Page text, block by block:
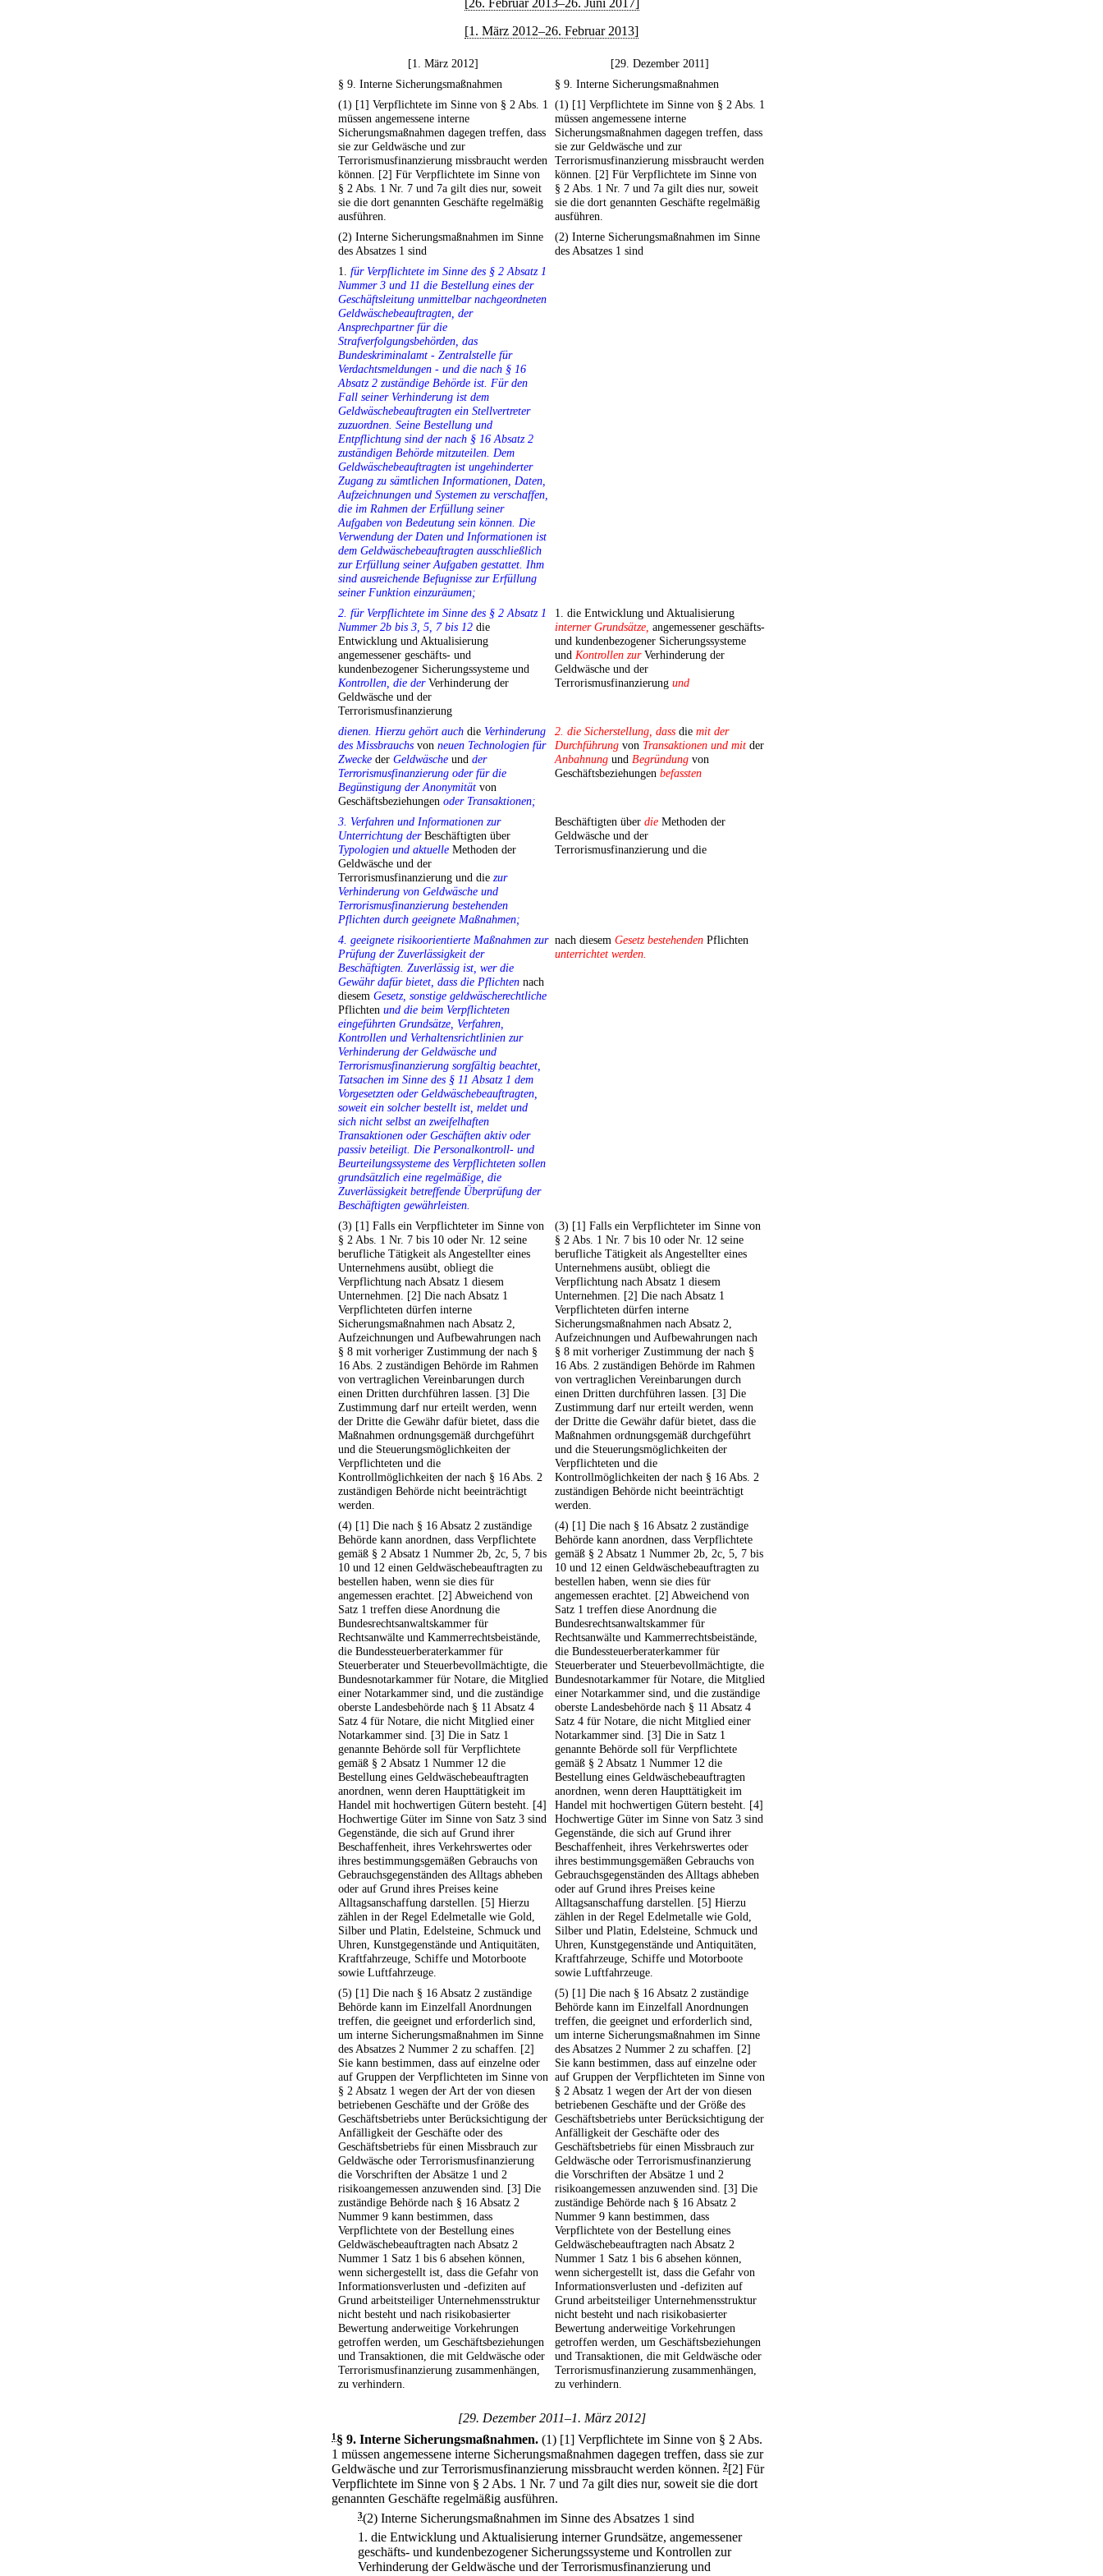
[26. Februar 2013–26. Juni 2017]
[1. März 2012–26. Februar 2013]
[1. März 2012]
[29. Dezember 2011]
§ 9. Interne Sicherungsmaßnahmen
§ 9. Interne Sicherungsmaßnahmen
(1) [1] Verpflichtete im Sinne von § 2 Abs. 1
müssen angemessene interne
Sicherungsmaßnahmen dagegen treffen, dass
sie zur Geldwäsche und zur
Terrorismusfinanzierung missbraucht werden
können. [2] Für Verpflichtete im Sinne von
§ 2 Abs. 1 Nr. 7 und 7a gilt dies nur, soweit
sie die dort genannten Geschäfte regelmäßig
ausführen.
(1) [1] Verpflichtete im Sinne von § 2 Abs. 1
müssen angemessene interne
Sicherungsmaßnahmen dagegen treffen, dass
sie zur Geldwäsche und zur
Terrorismusfinanzierung missbraucht werden
können. [2] Für Verpflichtete im Sinne von
§ 2 Abs. 1 Nr. 7 und 7a gilt dies nur, soweit
sie die dort genannten Geschäfte regelmäßig
ausführen.
(2) Interne Sicherungsmaßnahmen im Sinne
des Absatzes 1 sind
(2) Interne Sicherungsmaßnahmen im Sinne
des Absatzes 1 sind
1. für Verpflichtete im Sinne des § 2 Absatz 1
Nummer 3 und 11 die Bestellung eines der
Geschäftsleitung unmittelbar nachgeordneten
Geldwäschebeauftragten, der
Ansprechpartner für die
Strafverfolgungsbehörden, das
Bundeskriminalamt - Zentralstelle für
Verdachtsmeldungen - und die nach § 16
Absatz 2 zuständige Behörde ist. Für den
Fall seiner Verhinderung ist dem
Geldwäschebeauftragten ein Stellvertreter
zuzuordnen. Seine Bestellung und
Entpflichtung sind der nach § 16 Absatz 2
zuständigen Behörde mitzuteilen. Dem
Geldwäschebeauftragten ist ungehinderter
Zugang zu sämtlichen Informationen, Daten,
Aufzeichnungen und Systemen zu verschaffen,
die im Rahmen der Erfüllung seiner
Aufgaben von Bedeutung sein können. Die
Verwendung der Daten und Informationen ist
dem Geldwäschebeauftragten ausschließlich
zur Erfüllung seiner Aufgaben gestattet. Ihm
sind ausreichende Befugnisse zur Erfüllung
seiner Funktion einzuräumen;
2. für Verpflichtete im Sinne des § 2 Absatz 1
Nummer 2b bis 3, 5, 7 bis 12 die
Entwicklung und Aktualisierung
angemessener geschäfts- und
kundenbezogener Sicherungssysteme und
Kontrollen, die derVerhinderung der
Geldwäsche und der
Terrorismusfinanzierung
1. die Entwicklung und Aktualisierung
interner Grundsätze, angemessener geschäfts-
und kundenbezogener Sicherungssysteme
und Kontrollen zurVerhinderung der
Geldwäsche und der
Terrorismusfinanzierung und
dienen. Hierzu gehört auch die Verhinderung
des Missbrauchs von neuen Technologien für
Zwecke der Geldwäsche und der
Terrorismusfinanzierung oder für die
Begünstigung der Anonymität von
Geschäftsbeziehungen oder Transaktionen;
2. die Sicherstellung, dass die mit der
Durchführung von Transaktionen und mit der
Anbahnung und Begründung von
Geschäftsbeziehungen befassten
3. Verfahren und Informationen zur
Unterrichtung derBeschäftigten über
Typologien und aktuelle Methoden der
Geldwäsche und der
Terrorismusfinanzierung und die zur
Verhinderung von Geldwäsche und
Terrorismusfinanzierung bestehenden
Pflichten durch geeignete Maßnahmen;
Beschäftigten über die Methoden der
Geldwäsche und der
Terrorismusfinanzierung und die
4. geeignete risikoorientierte Maßnahmen zur
Prüfung der Zuverlässigkeit der
Beschäftigten. Zuverlässig ist, wer die
Gewähr dafür bietet, dass die Pflichten nach
diesem Gesetz, sonstige geldwäscherechtliche
Pflichten und die beim Verpflichteten
eingeführten Grundsätze, Verfahren,
Kontrollen und Verhaltensrichtlinien zur
Verhinderung der Geldwäsche und
Terrorismusfinanzierung sorgfältig beachtet,
Tatsachen im Sinne des § 11 Absatz 1 dem
Vorgesetzten oder Geldwäschebeauftragten,
soweit ein solcher bestellt ist, meldet und
sich nicht selbst an zweifelhaften
Transaktionen oder Geschäften aktiv oder
passiv beteiligt. Die Personalkontroll- und
Beurteilungssysteme des Verpflichteten sollen
grundsätzlich eine regelmäßige, die
Zuverlässigkeit betreffende Überprüfung der
Beschäftigten gewährleisten.
nach diesem Gesetz bestehenden Pflichten
unterrichtet werden.
(3) [1] Falls ein Verpflichteter im Sinne von
§ 2 Abs. 1 Nr. 7 bis 10 oder Nr. 12 seine
berufliche Tätigkeit als Angestellter eines
Unternehmens ausübt, obliegt die
Verpflichtung nach Absatz 1 diesem
Unternehmen. [2] Die nach Absatz 1
Verpflichteten dürfen interne
Sicherungsmaßnahmen nach Absatz 2,
Aufzeichnungen und Aufbewahrungen nach
§ 8 mit vorheriger Zustimmung der nach §
16 Abs. 2 zuständigen Behörde im Rahmen
von vertraglichen Vereinbarungen durch
einen Dritten durchführen lassen. [3] Die
Zustimmung darf nur erteilt werden, wenn
der Dritte die Gewähr dafür bietet, dass die
Maßnahmen ordnungsgemäß durchgeführt
und die Steuerungsmöglichkeiten der
Verpflichteten und die
Kontrollmöglichkeiten der nach § 16 Abs. 2
zuständigen Behörde nicht beeinträchtigt
werden.
(3) [1] Falls ein Verpflichteter im Sinne von
§ 2 Abs. 1 Nr. 7 bis 10 oder Nr. 12 seine
berufliche Tätigkeit als Angestellter eines
Unternehmens ausübt, obliegt die
Verpflichtung nach Absatz 1 diesem
Unternehmen. [2] Die nach Absatz 1
Verpflichteten dürfen interne
Sicherungsmaßnahmen nach Absatz 2,
Aufzeichnungen und Aufbewahrungen nach
§ 8 mit vorheriger Zustimmung der nach §
16 Abs. 2 zuständigen Behörde im Rahmen
von vertraglichen Vereinbarungen durch
einen Dritten durchführen lassen. [3] Die
Zustimmung darf nur erteilt werden, wenn
der Dritte die Gewähr dafür bietet, dass die
Maßnahmen ordnungsgemäß durchgeführt
und die Steuerungsmöglichkeiten der
Verpflichteten und die
Kontrollmöglichkeiten der nach § 16 Abs. 2
zuständigen Behörde nicht beeinträchtigt
werden.
(4) [1] Die nach § 16 Absatz 2 zuständige
Behörde kann anordnen, dass Verpflichtete
gemäß § 2 Absatz 1 Nummer 2b, 2c, 5, 7 bis
10 und 12 einen Geldwäschebeauftragten zu
bestellen haben, wenn sie dies für
angemessen erachtet. [2] Abweichend von
Satz 1 treffen diese Anordnung die
Bundesrechtsanwaltskammer für
Rechtsanwälte und Kammerrechtsbeistände,
die Bundessteuerberaterkammer für
Steuerberater und Steuerbevollmächtigte, die
Bundesnotarkammer für Notare, die Mitglied
einer Notarkammer sind, und die zuständige
oberste Landesbehörde nach § 11 Absatz 4
Satz 4 für Notare, die nicht Mitglied einer
Notarkammer sind. [3] Die in Satz 1
genannte Behörde soll für Verpflichtete
gemäß § 2 Absatz 1 Nummer 12 die
Bestellung eines Geldwäschebeauftragten
anordnen, wenn deren Haupttätigkeit im
Handel mit hochwertigen Gütern besteht. [4]
Hochwertige Güter im Sinne von Satz 3 sind
Gegenstände, die sich auf Grund ihrer
Beschaffenheit, ihres Verkehrswertes oder
ihres bestimmungsgemäßen Gebrauchs von
Gebrauchsgegenständen des Alltags abheben
oder auf Grund ihres Preises keine
Alltagsanschaffung darstellen. [5] Hierzu
zählen in der Regel Edelmetalle wie Gold,
Silber und Platin, Edelsteine, Schmuck und
Uhren, Kunstgegenstände und Antiquitäten,
Kraftfahrzeuge, Schiffe und Motorboote
sowie Luftfahrzeuge.
(4) [1] Die nach § 16 Absatz 2 zuständige
Behörde kann anordnen, dass Verpflichtete
gemäß § 2 Absatz 1 Nummer 2b, 2c, 5, 7 bis
10 und 12 einen Geldwäschebeauftragten zu
bestellen haben, wenn sie dies für
angemessen erachtet. [2] Abweichend von
Satz 1 treffen diese Anordnung die
Bundesrechtsanwaltskammer für
Rechtsanwälte und Kammerrechtsbeistände,
die Bundessteuerberaterkammer für
Steuerberater und Steuerbevollmächtigte, die
Bundesnotarkammer für Notare, die Mitglied
einer Notarkammer sind, und die zuständige
oberste Landesbehörde nach § 11 Absatz 4
Satz 4 für Notare, die nicht Mitglied einer
Notarkammer sind. [3] Die in Satz 1
genannte Behörde soll für Verpflichtete
gemäß § 2 Absatz 1 Nummer 12 die
Bestellung eines Geldwäschebeauftragten
anordnen, wenn deren Haupttätigkeit im
Handel mit hochwertigen Gütern besteht. [4]
Hochwertige Güter im Sinne von Satz 3 sind
Gegenstände, die sich auf Grund ihrer
Beschaffenheit, ihres Verkehrswertes oder
ihres bestimmungsgemäßen Gebrauchs von
Gebrauchsgegenständen des Alltags abheben
oder auf Grund ihres Preises keine
Alltagsanschaffung darstellen. [5] Hierzu
zählen in der Regel Edelmetalle wie Gold,
Silber und Platin, Edelsteine, Schmuck und
Uhren, Kunstgegenstände und Antiquitäten,
Kraftfahrzeuge, Schiffe und Motorboote
sowie Luftfahrzeuge.
(5) [1] Die nach § 16 Absatz 2 zuständige
Behörde kann im Einzelfall Anordnungen
treffen, die geeignet und erforderlich sind,
um interne Sicherungsmaßnahmen im Sinne
des Absatzes 2 Nummer 2 zu schaffen. [2]
Sie kann bestimmen, dass auf einzelne oder
auf Gruppen der Verpflichteten im Sinne von
§ 2 Absatz 1 wegen der Art der von diesen
betriebenen Geschäfte und der Größe des
Geschäftsbetriebs unter Berücksichtigung der
Anfälligkeit der Geschäfte oder des
Geschäftsbetriebs für einen Missbrauch zur
Geldwäsche oder Terrorismusfinanzierung
die Vorschriften der Absätze 1 und 2
risikoangemessen anzuwenden sind. [3] Die
zuständige Behörde nach § 16 Absatz 2
Nummer 9 kann bestimmen, dass
Verpflichtete von der Bestellung eines
Geldwäschebeauftragten nach Absatz 2
Nummer 1 Satz 1 bis 6 absehen können,
wenn sichergestellt ist, dass die Gefahr von
Informationsverlusten und -defiziten auf
Grund arbeitsteiliger Unternehmensstruktur
nicht besteht und nach risikobasierter
Bewertung anderweitige Vorkehrungen
getroffen werden, um Geschäftsbeziehungen
und Transaktionen, die mit Geldwäsche oder
Terrorismusfinanzierung zusammenhängen,
zu verhindern.
(5) [1] Die nach § 16 Absatz 2 zuständige
Behörde kann im Einzelfall Anordnungen
treffen, die geeignet und erforderlich sind,
um interne Sicherungsmaßnahmen im Sinne
des Absatzes 2 Nummer 2 zu schaffen. [2]
Sie kann bestimmen, dass auf einzelne oder
auf Gruppen der Verpflichteten im Sinne von
§ 2 Absatz 1 wegen der Art der von diesen
betriebenen Geschäfte und der Größe des
Geschäftsbetriebs unter Berücksichtigung der
Anfälligkeit der Geschäfte oder des
Geschäftsbetriebs für einen Missbrauch zur
Geldwäsche oder Terrorismusfinanzierung
die Vorschriften der Absätze 1 und 2
risikoangemessen anzuwenden sind. [3] Die
zuständige Behörde nach § 16 Absatz 2
Nummer 9 kann bestimmen, dass
Verpflichtete von der Bestellung eines
Geldwäschebeauftragten nach Absatz 2
Nummer 1 Satz 1 bis 6 absehen können,
wenn sichergestellt ist, dass die Gefahr von
Informationsverlusten und -defiziten auf
Grund arbeitsteiliger Unternehmensstruktur
nicht besteht und nach risikobasierter
Bewertung anderweitige Vorkehrungen
getroffen werden, um Geschäftsbeziehungen
und Transaktionen, die mit Geldwäsche oder
Terrorismusfinanzierung zusammenhängen,
zu verhindern.
[29. Dezember 2011–1. März 2012]
1§ 9. Interne Sicherungsmaßnahmen. (1) [1] Verpflichtete im Sinne von § 2 Abs.
1 müssen angemessene interne Sicherungsmaßnahmen dagegen treffen, dass sie zur
Geldwäsche und zur Terrorismusfinanzierung missbraucht werden können. 2[2] Für
Verpflichtete im Sinne von § 2 Abs. 1 Nr. 7 und 7a gilt dies nur, soweit sie die dort
genannten Geschäfte regelmäßig ausführen.
3(2) Interne Sicherungsmaßnahmen im Sinne des Absatzes 1 sind
1. die Entwicklung und Aktualisierung interner Grundsätze, angemessener
geschäfts- und kundenbezogener Sicherungssysteme und Kontrollen zur
Verhinderung der Geldwäsche und der Terrorismusfinanzierung und